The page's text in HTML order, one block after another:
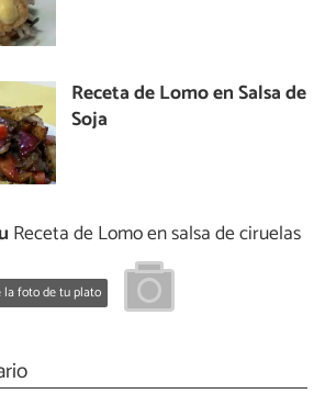
Receta de Lomo en Salsa de
Soja
Receta de Lomo en salsa de ciruelas
la foto de tu plato